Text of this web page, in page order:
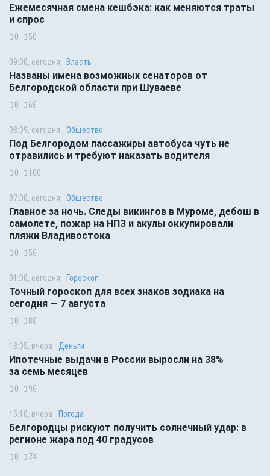
Ежемесячная смена кешбэка: как меняются траты
и спрос
0 50
09:00, сегодня Власть
Названы имена возможных сенаторов от
Белгородской области при Шуваеве
0 66
08:09, сегодня Общество
Под Белгородом пассажиры автобуса чуть не
отравились и требуют наказать водителя
0 100
07:00, сегодня Общество
Главное за ночь. Следы викингов в Муроме, дебош в
самолете, пожар на НПЗ и акулы оккупировали
пляжи Владивостока
0 56
01:00, сегодня Гороскоп
Точный гороскоп для всех знаков зодиака на
сегодня — 7 августа
0 80
18:05, вчера Деньги
Ипотечные выдачи в России выросли на 38%
за семь месяцев
0 96
15:10, вчера Погода
Белгородцы рискуют получить солнечный удар: в
регионе жара под 40 градусов
0 74